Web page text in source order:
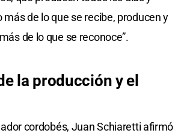
de lo que se recibe, producen y
de lo que se reconoce”.
la producción y el
cordobés, Juan Schiaretti afirmó